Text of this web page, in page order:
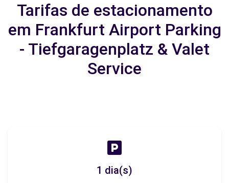
Tarifas de estacionamento
em Frankfurt Airport Parking
- Tiefgaragenplatz & Valet
Service
1 dia(s)